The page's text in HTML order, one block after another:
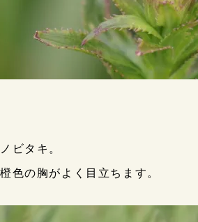
ビタキ。
色の胸がよく目立ちます。